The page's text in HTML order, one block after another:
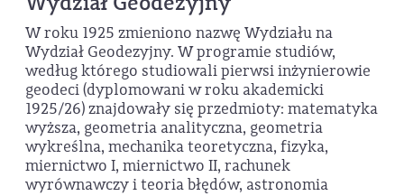
W roku 1925 zmieniono nazwę Wydziału na
Wydział Geodezyjny. W programie studiów,
według którego studiowali pierwsi inżynierowie
geodeci (dyplomowani w roku akademicki
1925/26) znajdowały się przedmioty: matematyka
wyższa, geometria analityczna, geometria
wykreślna, mechanika teoretyczna, fizyka,
miernictwo I, miernictwo II, rachunek
wyrównawczy i teoria błędów, astronomia